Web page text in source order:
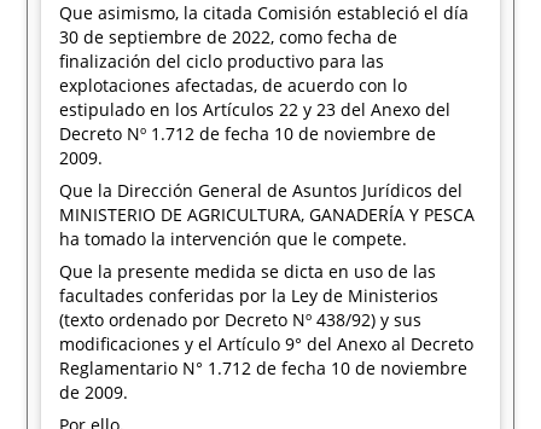
Que asimismo, la citada Comisión estableció el día
30 de septiembre de 2022, como fecha de
finalización del ciclo productivo para las
explotaciones afectadas, de acuerdo con lo
estipulado en los Artículos 22 y 23 del Anexo del
Decreto Nº 1.712 de fecha 10 de noviembre de
2009.
Que la Dirección General de Asuntos Jurídicos del
MINISTERIO DE AGRICULTURA, GANADERÍA Y PESCA
ha tomado la intervención que le compete.
Que la presente medida se dicta en uso de las
facultades conferidas por la Ley de Ministerios
(texto ordenado por Decreto Nº 438/92) y sus
modificaciones y el Artículo 9° del Anexo al Decreto
Reglamentario N° 1.712 de fecha 10 de noviembre
de 2009.